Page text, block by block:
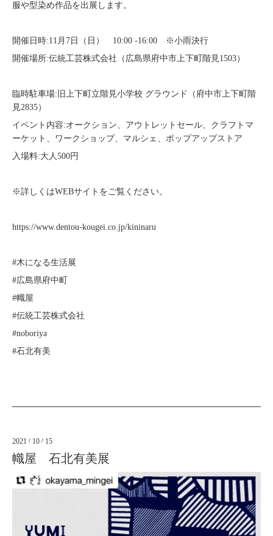
服や型染め作品を出展します。
開催日時:11月7日（日） 10:00 -16:00 ※小雨決行
開催場所:伝統工芸株式会社（広島県府中市上下町階見1503）
臨時駐車場:旧上下町立階見小学校 グラウンド（府中市上下町階
見2835）
イベント内容:オークション、アウトレットセール、クラフトマ
ーケット、ワークショップ、マルシェ、ポップアップストア
入場料:大人500円
※詳しくはWEBサイトをご覧ください。
https://www.dentou-kougei.co.jp/kininaru
#木になる生活展
#広島県府中町
#幟屋
#伝統工芸株式会社
#noboriya
#石北有美
2021 / 10 / 15
幟屋 石北有美展